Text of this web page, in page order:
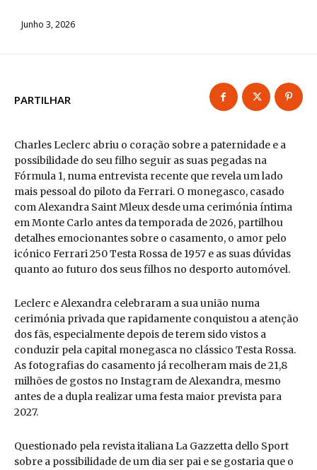
Junho 3, 2026
PARTILHAR
Charles Leclerc abriu o coração sobre a paternidade e a
possibilidade do seu filho seguir as suas pegadas na
Fórmula 1, numa entrevista recente que revela um lado
mais pessoal do piloto da Ferrari. O monegasco, casado
com Alexandra Saint Mleux desde uma cerimónia íntima
em Monte Carlo antes da temporada de 2026, partilhou
detalhes emocionantes sobre o casamento, o amor pelo
icónico Ferrari 250 Testa Rossa de 1957 e as suas dúvidas
quanto ao futuro dos seus filhos no desporto automóvel.
Leclerc e Alexandra celebraram a sua união numa
cerimónia privada que rapidamente conquistou a atenção
dos fãs, especialmente depois de terem sido vistos a
conduzir pela capital monegasca no clássico Testa Rossa.
As fotografias do casamento já recolheram mais de 21,8
milhões de gostos no Instagram de Alexandra, mesmo
antes de a dupla realizar uma festa maior prevista para
2027.
Questionado pela revista italiana La Gazzetta dello Sport
sobre a possibilidade de um dia ser pai e se gostaria que o